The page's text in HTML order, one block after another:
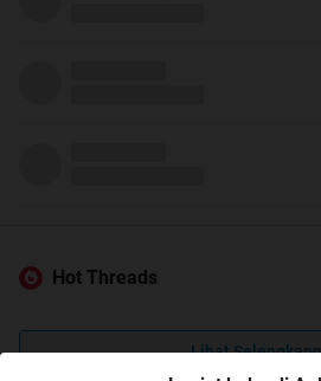
Hot Threads
Lihat